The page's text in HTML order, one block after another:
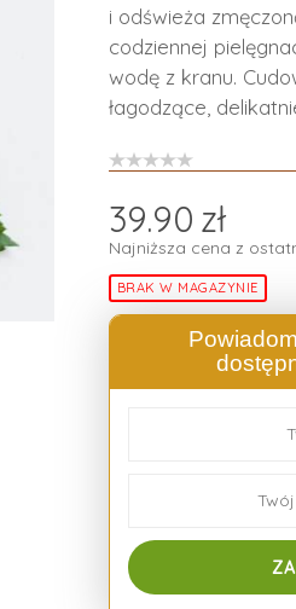
i odświeża
codziennej
wodę z kranu.
łagodzące,
39.90 zł
Najniższa cena z
BRAK W MAGAZYNIE